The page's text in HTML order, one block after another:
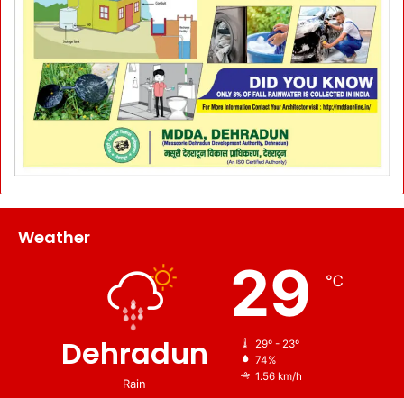
Weather
Dehradun
Rain
29 ℃
29º - 23º
74%
1.56 km/h